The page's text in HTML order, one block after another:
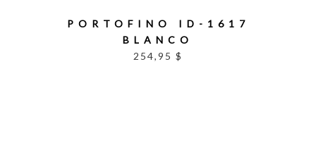
PORTOFINO ID-1617
BLANCO
254,95 $